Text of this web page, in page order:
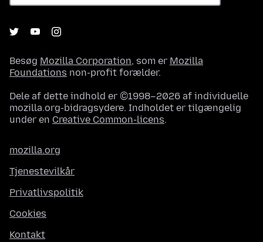
Besøg Mozilla Corporation, som er Mozilla
Foundations non-profit forælder.
Dele af dette indhold er ©1998–2026 af individuelle
mozilla.org-bidragsydere. Indholdet er tilgængelig
under en Creative Common-licens.
mozilla.org
Tjenestevilkår
Privatlivspolitik
Cookies
Kontakt